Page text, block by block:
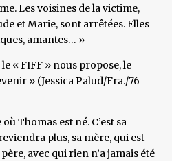
Les voisines de la victime,
et Marie, sont arrêtées. Elles
amantes… »
« FIFF » nous propose, le
» (Jessica Palud/Fra./76
Thomas est né. C’est sa
plus, sa mère, qui est
avec qui rien n’a jamais été